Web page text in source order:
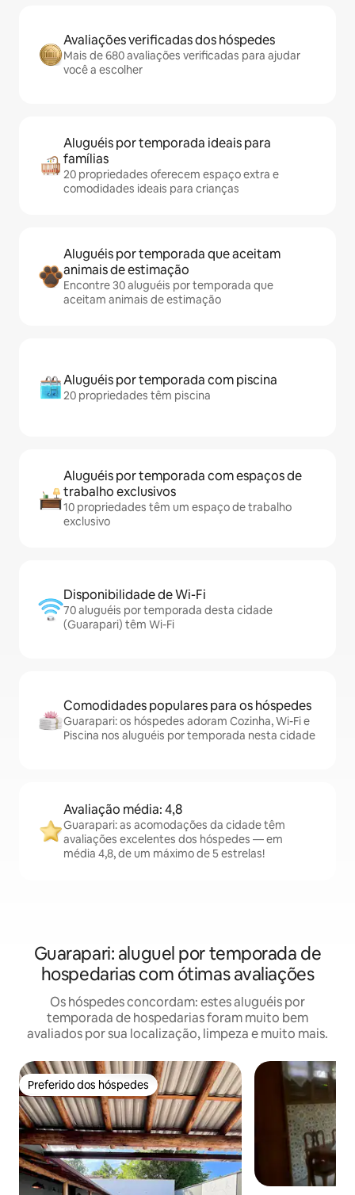
Avaliações verificadas dos hóspedes
Mais de 680 avaliações verificadas para ajudar
você a escolher
Aluguéis por temporada ideais para
famílias
20 propriedades oferecem espaço extra e
comodidades ideais para crianças
Aluguéis por temporada que aceitam
animais de estimação
Encontre 30 aluguéis por temporada que
aceitam animais de estimação
Aluguéis por temporada com piscina
20 propriedades têm piscina
Aluguéis por temporada com espaços de
trabalho exclusivos
10 propriedades têm um espaço de trabalho
exclusivo
Disponibilidade de Wi-Fi
70 aluguéis por temporada desta cidade
(Guarapari) têm Wi-Fi
Comodidades populares para os hóspedes
Guarapari: os hóspedes adoram Cozinha, Wi-Fi e
Piscina nos aluguéis por temporada nesta cidade
Avaliação média: 4,8
Guarapari: as acomodações da cidade têm
avaliações excelentes dos hóspedes — em
média 4,8, de um máximo de 5 estrelas!
Guarapari: aluguel por temporada de
hospedarias com ótimas avaliações
Os hóspedes concordam: estes aluguéis por
temporada de hospedarias foram muito bem
avaliados por sua localização, limpeza e muito mais.
Preferido dos hóspedes
Preferido dos hóspedes